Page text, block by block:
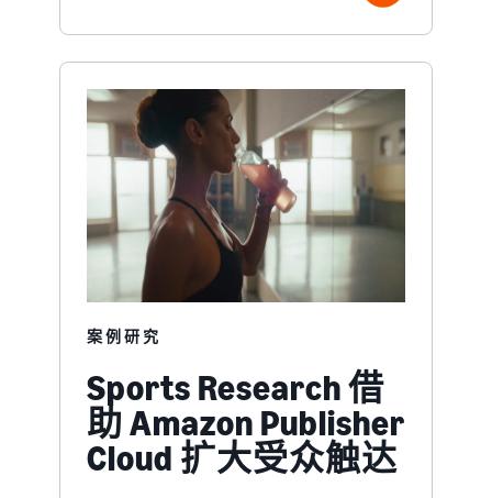
案例研究
Sports Research 借
助 Amazon Publisher
Cloud 扩大受众触达